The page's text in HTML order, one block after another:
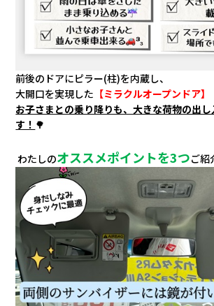
前後のドアにピラー(柱)を内蔵し、
大開口を実現した 【ミラクルオープンドア】
お子さまとの乗り降りも、大きな荷物の出
す！ 🌳
わたしのオススメポイントを3つご紹